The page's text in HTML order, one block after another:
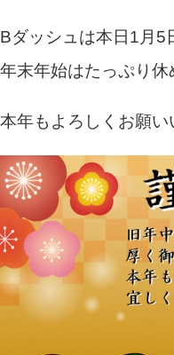
Bダッシュは本日1月5
年末年始はたっぷり
本年もよろしくお願い